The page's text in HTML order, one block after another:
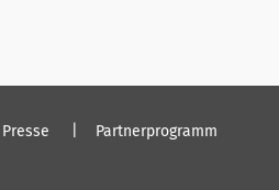
Presse Partnerprogramm